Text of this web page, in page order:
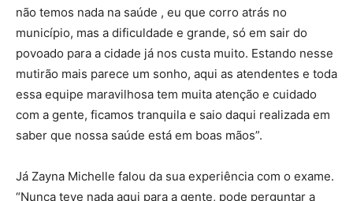
não temos nada na saúde , eu que corro atrás no
município, mas a dificuldade e grande, só em sair do
povoado para a cidade já nos custa muito. Estando nesse
mutirão mais parece um sonho, aqui as atendentes e toda
essa equipe maravilhosa tem muita atenção e cuidado
com a gente, ficamos tranquila e saio daqui realizada em
saber que nossa saúde está em boas mãos”.
Já Zayna Michelle falou da sua experiência com o exame.
“Nunca teve nada aqui para a gente, pode perguntar a